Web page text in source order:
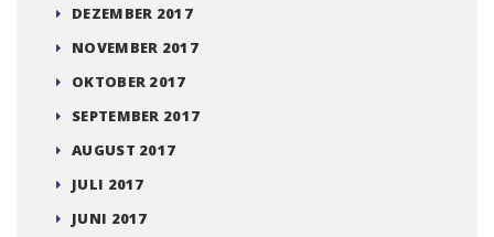
DEZEMBER 2017
NOVEMBER 2017
OKTOBER 2017
SEPTEMBER 2017
AUGUST 2017
JULI 2017
JUNI 2017